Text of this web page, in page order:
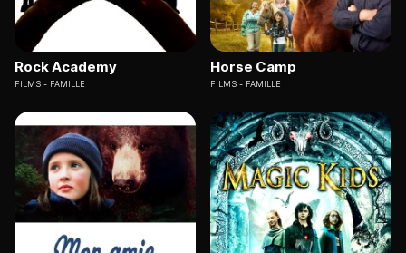
Rock Academy
FILMS FAMILLE
Horse Camp
FILMS FAMILLE